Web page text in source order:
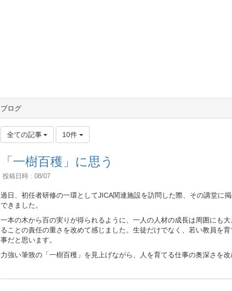
ブログ
全ての記事 10件
「一樹百穫」に思う
投稿日時 : 08/07
過日、初任者研修の一環としてJICA関連施設を訪問した際、その講堂に
できました。
一本の木から百の実りが得られるように、一人の人材の成長は周囲にも
ることの責任の重さを改めて感じました。生徒だけでなく、若い教員を
事だと思います。
力強い筆致の「一樹百穫」を見上げながら、人を育てる仕事の奥深さを改